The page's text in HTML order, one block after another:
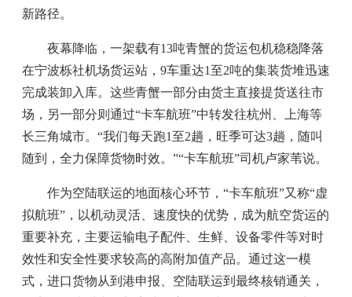
新路径。
夜幕降临，一架载有13吨青蟹的货运包机稳稳降落
在宁波栎社机场货运站，9车重达1至2吨的集装货堆迅速
完成装卸入库。这些青蟹一部分由货主直接提货送往市
场，另一部分则通过“卡车航班”中转发往杭州、上海等
长三角城市。“我们每天跑1至2趟，旺季可达3趟，随叫
随到，全力保障货物时效。”“卡车航班”司机卢家苇说。
作为空陆联运的地面核心环节，“卡车航班”又称“虚
拟航班”，以机动灵活、速度快的优势，成为航空货运的
重要补充，主要运输电子配件、生鲜、设备零件等对时
效性和安全性要求较高的高附加值产品。通过这一模
式，进口货物从到港申报、空陆联运到最终核销通关，